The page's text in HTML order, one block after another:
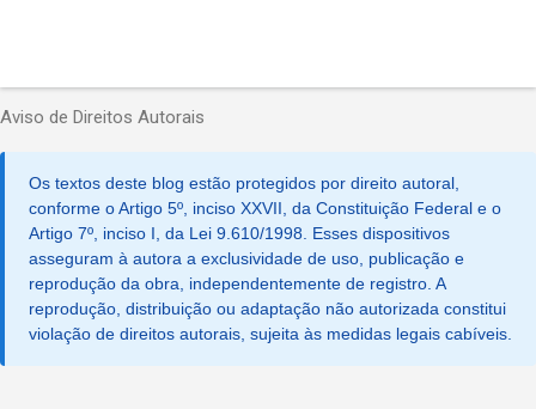
s
r
u
m
c
m
e
n
Aviso de Direitos Autorais
Os textos deste blog estão protegidos por direito autoral,
conforme o Artigo 5º, inciso XXVII, da Constituição Federal e o
Artigo 7º, inciso I, da Lei 9.610/1998. Esses dispositivos
asseguram à autora a exclusividade de uso, publicação e
reprodução da obra, independentemente de registro. A
reprodução, distribuição ou adaptação não autorizada constitui
violação de direitos autorais, sujeita às medidas legais cabíveis.